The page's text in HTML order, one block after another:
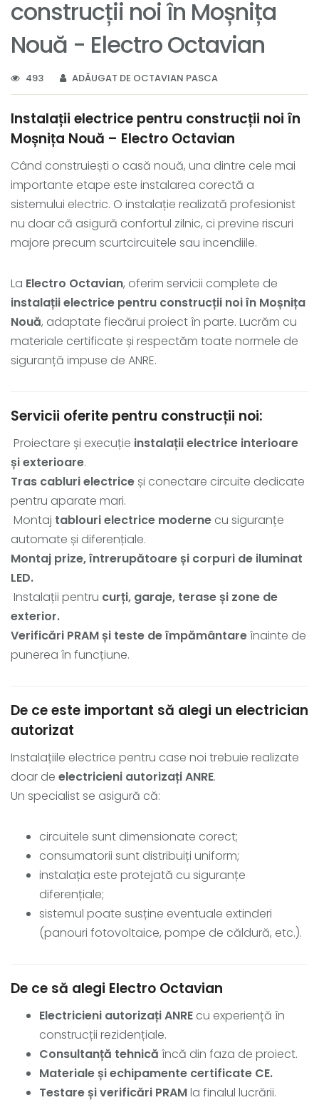
construcții noi în Moșnița
Nouă - Electro Octavian
493 ADĂUGAT DE OCTAVIAN PASCA
Instalații electrice pentru construcții noi în
Moșnița Nouă – Electro Octavian
Când construiești o casă nouă, una dintre cele mai
importante etape este instalarea corectă a
sistemului electric. O instalație realizată profesionist
nu doar că asigură confortul zilnic, ci previne riscuri
majore precum scurtcircuitele sau incendiile.
La Electro Octavian, oferim servicii complete de
instalații electrice pentru construcții noi în Moșnița
Nouă, adaptate fiecărui proiect în parte. Lucrăm cu
materiale certificate și respectăm toate normele de
siguranță impuse de ANRE.
Servicii oferite pentru construcții noi:
Proiectare și execuție instalații electrice interioare
și exterioare.
Tras cabluri electrice și conectare circuite dedicate
pentru aparate mari.
Montaj tablouri electrice moderne cu siguranțe
automate și diferențiale.
Montaj prize, întrerupătoare și corpuri de iluminat
LED.
Instalații pentru curți, garaje, terase și zone de
exterior.
Verificări PRAM și teste de împământareînainte de
punerea în funcțiune.
De ce este important să alegi un electrician
autorizat
Instalațiile electrice pentru case noi trebuie realizate
doar de electricieni autorizați ANRE.
Un specialist se asigură că:
circuitele sunt dimensionate corect;
consumatorii sunt distribuiți uniform;
instalația este protejată cu siguranțe
diferențiale;
sistemul poate susține eventuale extinderi
(panouri fotovoltaice, pompe de căldură, etc.).
De ce să alegi Electro Octavian
Electricieni autorizați ANRE cu experiență în
construcții rezidențiale.
Consultanță tehnică încă din faza de proiect.
Materiale și echipamente certificate CE.
Testare și verificări PRAMla finalul lucrării.